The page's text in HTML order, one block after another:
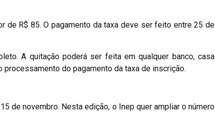
de R$ 85. O pagamento da taxa deve ser feito entre 25 de
A quitação poderá ser feita em qualquer banco, casa
do pagamento da taxa de inscrição.
de novembro. Nesta edição, o Inep quer ampliar o número